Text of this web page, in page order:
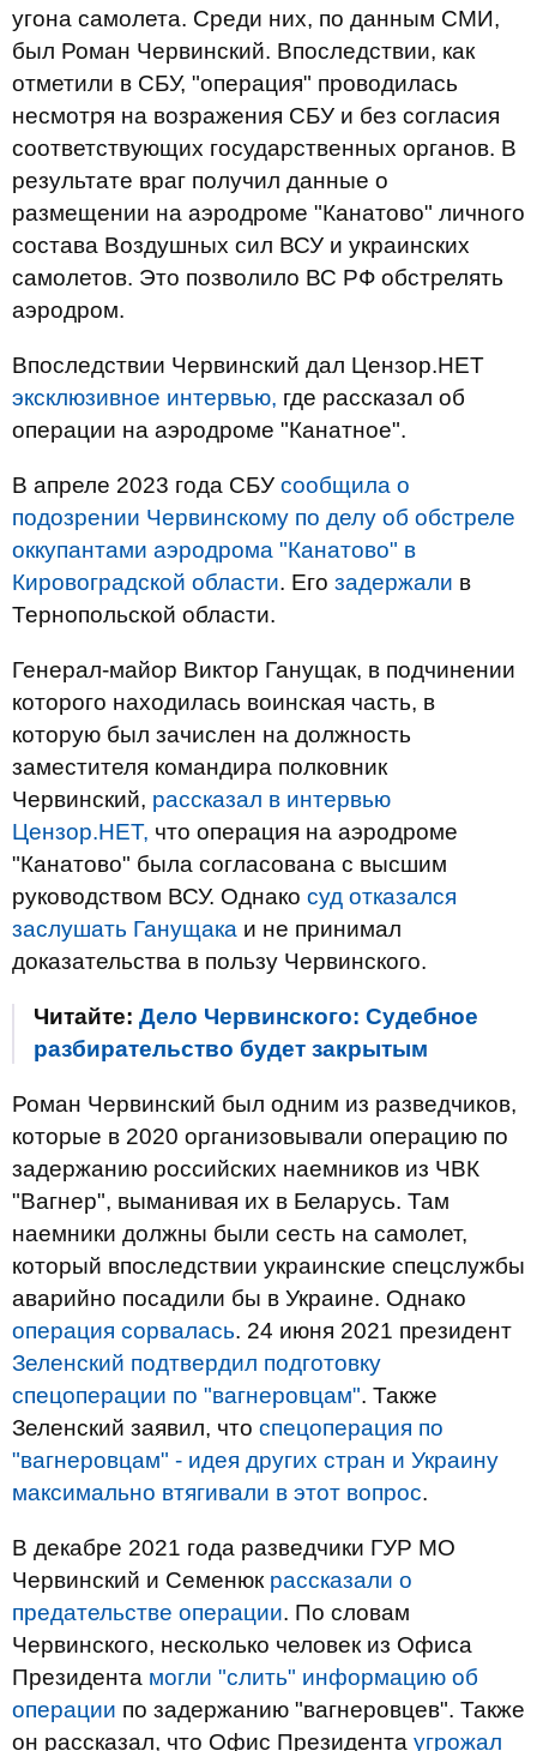
угона самолета. Среди них, по данным СМИ,
был Роман Червинский. Впоследствии, как
отметили в СБУ, "операция" проводилась
несмотря на возражения СБУ и без согласия
соответствующих государственных органов. В
результате враг получил данные о
размещении на аэродроме "Канатово" личного
состава Воздушных сил ВСУ и украинских
самолетов. Это позволило ВС РФ обстрелять
аэродром.
Впоследствии Червинский дал Цензор.НЕТ
эксклюзивное интервью, где рассказал об
операции на аэродроме "Канатное".
В апреле 2023 года СБУ сообщила о
подозрении Червинскому по делу об обстреле
оккупантами аэродрома "Канатово" в
Кировоградской области. Его задержали в
Тернопольской области.
Генерал-майор Виктор Ганущак, в подчинении
которого находилась воинская часть, в
которую был зачислен на должность
заместителя командира полковник
Червинский, рассказал в интервью
Цензор.НЕТ, что операция на аэродроме
"Канатово" была согласована с высшим
руководством ВСУ. Однако суд отказался
заслушать Ганущака и не принимал
доказательства в пользу Червинского.
Читайте: Дело Червинского: Судебное
разбирательство будет закрытым
Роман Червинский был одним из разведчиков,
которые в 2020 организовывали операцию по
задержанию российских наемников из ЧВК
"Вагнер", выманивая их в Беларусь. Там
наемники должны были сесть на самолет,
который впоследствии украинские спецслужбы
аварийно посадили бы в Украине. Однако
операция сорвалась. 24 июня 2021 президент
Зеленский подтвердил подготовку
спецоперации по "вагнеровцам". Также
Зеленский заявил, что спецоперация по
"вагнеровцам" - идея других стран и Украину
максимально втягивали в этот вопрос.
В декабре 2021 года разведчики ГУР МО
Червинский и Семенюк рассказали о
предательстве операции. По словам
Червинского, несколько человек из Офиса
Президента могли "слить" информацию об
операции по задержанию "вагнеровцев". Также
он рассказал, что Офис Президента угрожал